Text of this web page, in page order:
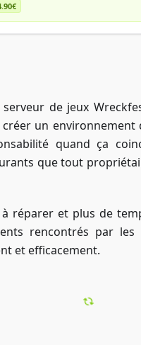
de jeux
un
quand ça
que tout
réparer et plus de
rencontrés par
et efficacement.